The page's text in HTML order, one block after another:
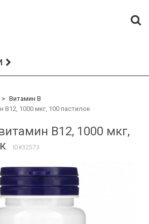
Витамин B
B12, 1000 мкг, 100 пастилок
B12, 1000 мкг,
ID#32573